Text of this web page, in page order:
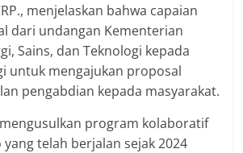
menjelaskan bahwa capaian
dari undangan Kementerian
Sains, dan Teknologi kepada
untuk mengajukan proposal
pengabdian kepada masyarakat.
program kolaboratif
yang telah berjalan sejak 2024